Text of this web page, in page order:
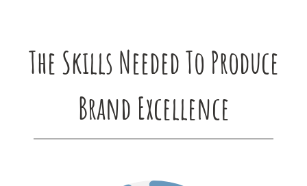
The Skills Needed To Produce
Brand Excellence